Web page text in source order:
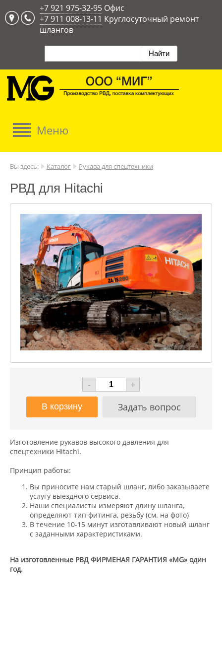
+7 921 975-32-95 Офис
+7 911 008-13-11 Круглосуточный ремонт
шлангов
Вы здесь: Каталог Рукава для спецтехники
РВД для Hitachi
-
+
Задать вопрос
Изготовление рукавов высокого давления для
спецтехники Hitachi.
Принцип работы:
Вы приносите нам старый шланг, либо заказываете
услугу выездного сервиса.
Наши специалисты измеряют длину шланга,
определяют тип фитинга, резьбу (см. на фото)
В течение 10-15 минут изготавливают новый шланг
с заданными характеристиками.
На изготовленные РВД ФИРМЕНАЯ ГАРАНТИЯ «МG» один
год.